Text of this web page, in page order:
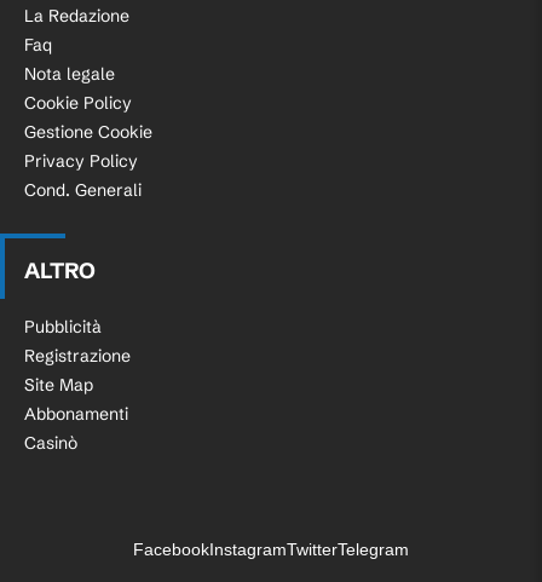
La Redazione
Faq
Nota legale
Cookie Policy
Gestione Cookie
Privacy Policy
Cond. Generali
ALTRO
Pubblicità
Registrazione
Site Map
Abbonamenti
Casinò
FacebookInstagramTwitterTelegram